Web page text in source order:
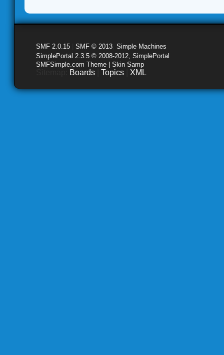
SMF 2.0.15 SMF © 2013 Simple Machines
SimplePortal 2.3.5 © 2008-2012, SimplePortal
SMFSimple.com Theme | Skin Samp
Boards Topics XML